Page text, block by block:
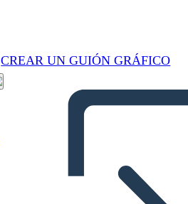
CREAR UN GUIÓN GRÁFICO